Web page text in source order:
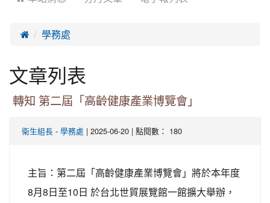
 學務處
文章列表
轉知 第二屆「高齡健康產業博覽會」
衛生組長 - 學務處 | 2025-06-20 | 點閱數： 180
主旨：第二屆「高齡健康產業博覽會」將於本年度
8月8日至10日 於台北世貿展覽館一館擴大舉辦，